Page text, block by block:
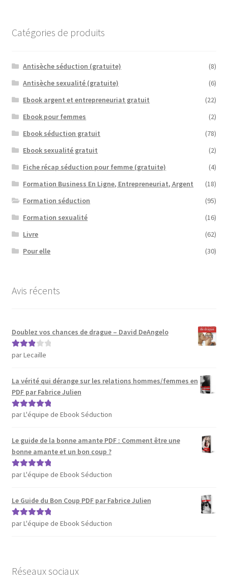
Catégories de produits
Antisèche séduction (gratuite)
(8)
Antisèche sexualité (gratuite)
(6)
Ebook argent et entrepreneuriat gratuit
(22)
Ebook pour femmes
(2)
Ebook séduction gratuit
(78)
Ebook sexualité gratuit
(2)
Fiche récap séduction pour femme (gratuite)
(4)
Formation Business En Ligne, Entrepreneuriat, Argent
(18)
Formation séduction
(95)
Formation sexualité
(16)
Livre
(62)
Pour elle
(30)
Avis récents
Doublez vos chances de drague – David DeAngelo
Note3
par Lecaille
La vérité qui dérange sur les relations hommes/femmes en
PDF par Fabrice Julien
Note5sur 5
par L'équipe de Ebook Séduction
Le guide de la bonne amante PDF : Comment être une
bonne amante et un bon coup ?
Note5sur 5
par L'équipe de Ebook Séduction
Le Guide du Bon Coup PDF par Fabrice Julien
Note5sur 5
par L'équipe de Ebook Séduction
Réseaux sociaux